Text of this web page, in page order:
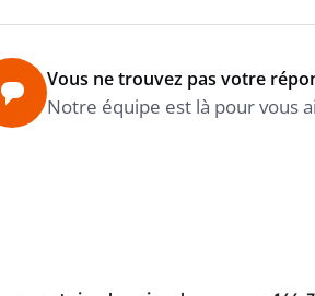
Vous ne trouvez pas votre
Notre équipe est là pour vous